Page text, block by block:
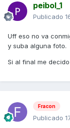
peibol_1
Publicado
Uff eso no va
y suba alguna foto.
Si al final me
Fracon
Publicado